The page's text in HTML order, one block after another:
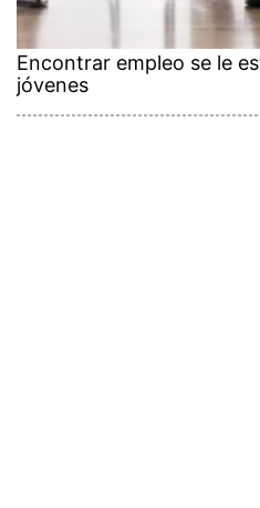
Encontrar empleo se le
jóvenes